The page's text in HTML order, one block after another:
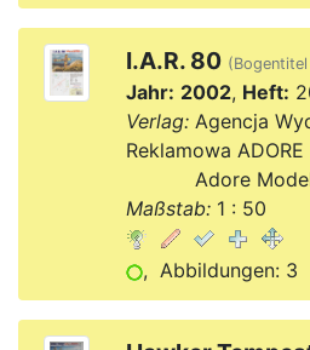
I.A.R. 80
Jahr: 2002, Heft:
Verlag:Agencja
Reklamowa ADORE
Adore
Maßstab:1 : 50
, Abbildungen: 3